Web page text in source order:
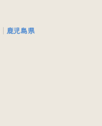
鹿児島県